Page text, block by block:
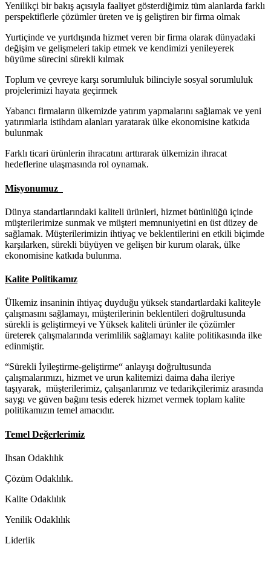
Yenilikçi bir bakış açısıyla faaliyet gösterdiğimiz tüm alanlarda farklı
perspektiflerle çözümler üreten ve iş geliştiren bir firma olmak
Yurtiçinde ve yurtdışında hizmet veren bir firma olarak dünyadaki
değişim ve gelişmeleri takip etmek ve kendimizi yenileyerek
büyüme sürecini sürekli kılmak
Toplum ve çevreye karşı sorumluluk bilinciyle sosyal sorumluluk
projelerimizi hayata geçirmek
Yabancı firmaların ülkemizde yatırım yapmalarını sağlamak ve yeni
yatırımlarla istihdam alanları yaratarak ülke ekonomisine katkıda
bulunmak
Farklı ticari ürünlerin ihracatını arttırarak ülkemizin ihracat
hedeflerine ulaşmasında rol oynamak.
Misyonumuz
Dünya standartlarındaki kaliteli ürünleri, hizmet bütünlüğü içinde
müşterilerimize sunmak ve müşteri memnuniyetini en üst düzey de
sağlamak. Müşterilerimizin ihtiyaç ve beklentilerini en etkili biçimde
karşılarken, sürekli büyüyen ve gelişen bir kurum olarak, ülke
ekonomisine katkıda bulunma.
Kalite Politikamız
Ülkemiz insaninin ihtiyaç duyduğu yüksek standartlardaki kaliteyle
çalışmasını sağlamayı, müşterilerinin beklentileri doğrultusunda
sürekli is geliştirmeyi ve Yüksek kaliteli ürünler ile çözümler
üreterek çalışmalarında verimlilik sağlamayı kalite politikasında ilke
edinmiştir.
“Sürekli İyileştirme-geliştirme“ anlayışı doğrultusunda
çalışmalarımızı, hizmet ve urun kalitemizi daima daha ileriye
taşıyarak, müşterilerimiz, çalışanlarımız ve tedarikçilerimiz arasında
saygı ve güven bağını tesis ederek hizmet vermek toplam kalite
politikamızın temel amacıdır.
Temel Değerlerimiz
Ihsan Odaklılık
Çözüm Odaklılık.
Kalite Odaklılık
Yenilik Odaklılık
Liderlik